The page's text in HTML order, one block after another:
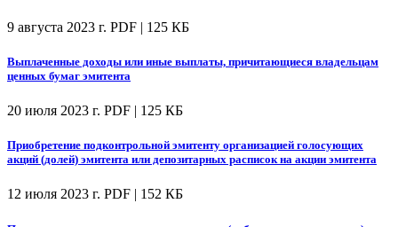
9 августа 2023 г. PDF | 125 КБ
Выплаченные доходы или иные выплаты, причитающиеся владельцам
ценных бумаг эмитента
20 июля 2023 г. PDF | 125 КБ
Приобретение подконтрольной эмитенту организацией голосующих
акций (долей) эмитента или депозитарных расписок на акции эмитента
12 июля 2023 г. PDF | 152 КБ